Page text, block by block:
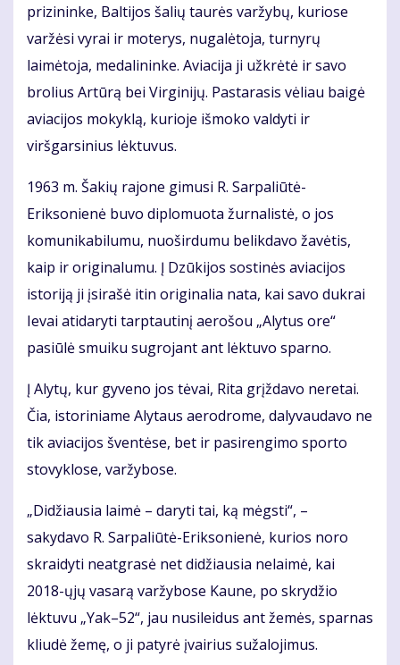
prizininke, Baltijos šalių taurės varžybų, kuriose
varžėsi vyrai ir moterys, nugalėtoja, turnyrų
laimėtoja, medalininke. Aviacija ji užkrėtė ir savo
brolius Artūrą bei Virginijų. Pastarasis vėliau baigė
aviacijos mokyklą, kurioje išmoko valdyti ir
viršgarsinius lėktuvus.
1963 m. Šakių rajone gimusi R. Sarpaliūtė-
Eriksonienė buvo diplomuota žurnalistė, o jos
komunikabilumu, nuoširdumu belikdavo žavėtis,
kaip ir originalumu. Į Dzūkijos sostinės aviacijos
istoriją ji įsirašė itin originalia nata, kai savo dukrai
Ievai atidaryti tarptautinį aerošou „Alytus ore“
pasiūlė smuiku sugrojant ant lėktuvo sparno.
Į Alytų, kur gyveno jos tėvai, Rita grįždavo neretai.
Čia, istoriniame Alytaus aerodrome, dalyvaudavo ne
tik aviacijos šventėse, bet ir pasirengimo sporto
stovyklose, varžybose.
„Didžiausia laimė – daryti tai, ką mėgsti“, –
sakydavo R. Sarpaliūtė-Eriksonienė, kurios noro
skraidyti neatgrasė net didžiausia nelaimė, kai
2018-ųjų vasarą varžybose Kaune, po skrydžio
lėktuvu „Yak–52“, jau nusileidus ant žemės, sparnas
kliudė žemę, o ji patyrė įvairius sužalojimus.